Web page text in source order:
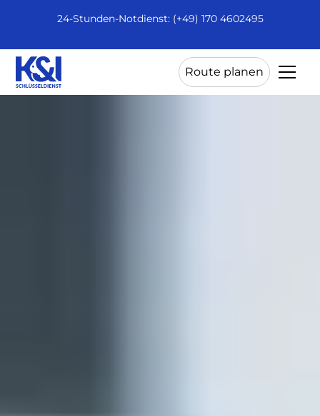
24-Stunden-Notdienst: (+49) 170 4602495
Route planen